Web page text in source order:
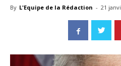
By L'Equipe de la Rédaction - 21